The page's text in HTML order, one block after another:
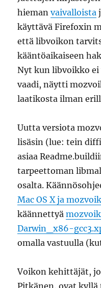
hiemanvaivalloista
käyttävä Firefoxin
että libvoikon
kääntöaikaiseen
Nyt kun libvoikko
vaadi, näytti
laatikosta ilman
Uutta versiota
lisäsin (lue: tein
asiaa
tarpeettoman
osalta.
Mac OS X ja
käännettyä
Darwin_x86-
omalla vastuulla
Voikon kehittäjät,
Pitkänen, ovat